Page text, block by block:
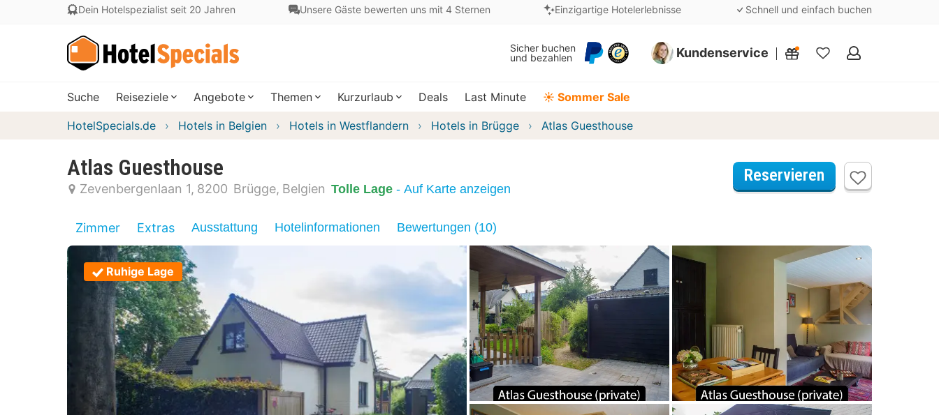
Dein Hotelspezialist seit 20 Jahren Unsere Gäste bewerten uns mit 4 Sternen Einzigartige Hotelerlebnisse Schnell und einfach buchen
Sicher buchen
und bezahlen
Kundenservice
Meine
Suche Reiseziele Angebote Themen Kurzurlaub Deals Last Minute ☀️ Sommer Sale
HotelSpecials.de Hotels in Belgien Hotels in Westflandern Hotels in Brügge Atlas Guesthouse
Atlas Guesthouse
Zevenbergenlaan 1 8200 Brügge Belgien Tolle Lage - Auf Karte anzeigen
Reservieren
Zimmer Extras Ausstattung Hotelinformationen Bewertungen (10)
Ruhige Lage